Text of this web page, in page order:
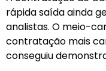
rápida saída ainda
analistas. O meio-
contratação mais
conseguiu